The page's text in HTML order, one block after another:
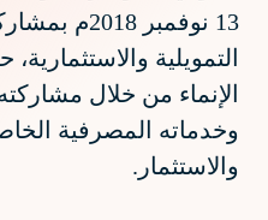
13 نوفمبر
التمويلية
الإنماء من خلال
وخدماته المصرفية
والاستثمار.